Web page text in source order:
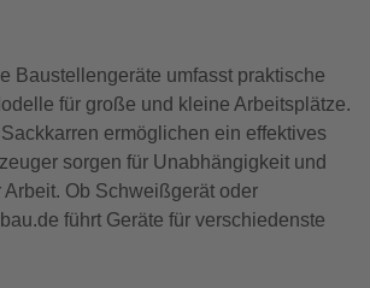
Baustellengeräte umfasst praktische
für große und kleine Arbeitsplätze.
ermöglichen ein effektives
sorgen für Unabhängigkeit und
Arbeit. Ob Schweißgerät oder
führt Geräte für verschiedenste